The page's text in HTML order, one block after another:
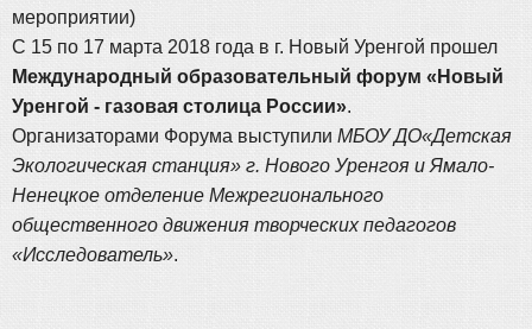
мероприятии)
С 15 по 17 марта 2018 года в г. Новый Уренгой прошел
Международный образовательный форум «Новый
Уренгой - газовая столица России».
Организаторами Форума выступили МБОУ ДО«Детская
Экологическая станция» г. Нового Уренгоя и Ямало-
Ненецкое отделение Межрегионального
общественного движения творческих педагогов
«Исследователь».